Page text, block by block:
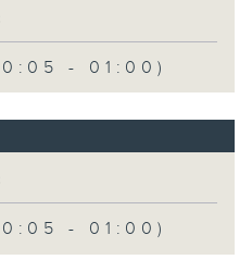
- 01:00)
- 01:00)